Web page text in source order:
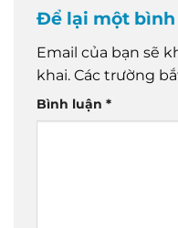
Để lại một
Email của bạn sẽ
khai. Các trường
Bình luận *